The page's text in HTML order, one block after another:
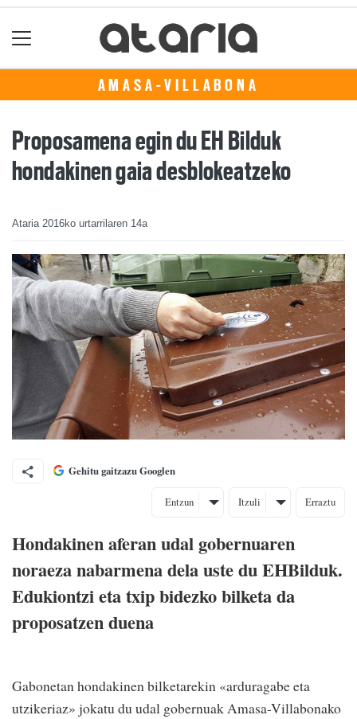
AMASA-VILLABONA
Proposamena egin du EH Bilduk
hondakinen gaia desblokeatzeko
Ataria 2016ko urtarrilaren 14a
Gehitu gaitzazu Googlen
Entzun Itzuli Erraztu
Hondakinen aferan udal gobernuaren
noraeza nabarmena dela uste du EHBilduk.
Edukiontzi eta txip bidezko bilketa da
proposatzen duena
Gabonetan hondakinen bilketarekin «arduragabe eta
utzikeriaz» jokatu du udal gobernuak Amasa-Villabonako